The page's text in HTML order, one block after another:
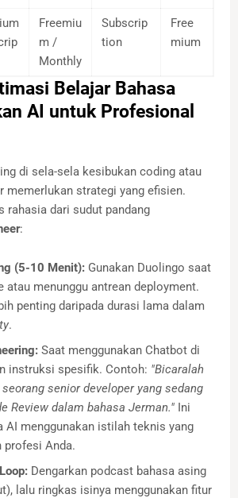
Freemiu
m /
Monthly
Subscrip
tion
Free
mium
Belajar Bahasa
AI untuk Profesional
di sela-sela kesibukan coding atau
memerlukan strategi yang efisien.
rahasia dari sudut pandang
:
(5-10 Menit): Gunakan Duolingo saat
atau menunggu antrean deployment.
penting daripada durasi lama dalam
.
Saat menggunakan Chatbot di
instruksi spesifik. Contoh: "Bicaralah
senior developer yang sedang
Review dalam bahasa Jerman." Ini
AI menggunakan istilah teknis yang
profesi Anda.
Dengarkan podcast bahasa asing
lalu ringkas isinya menggunakan fitur